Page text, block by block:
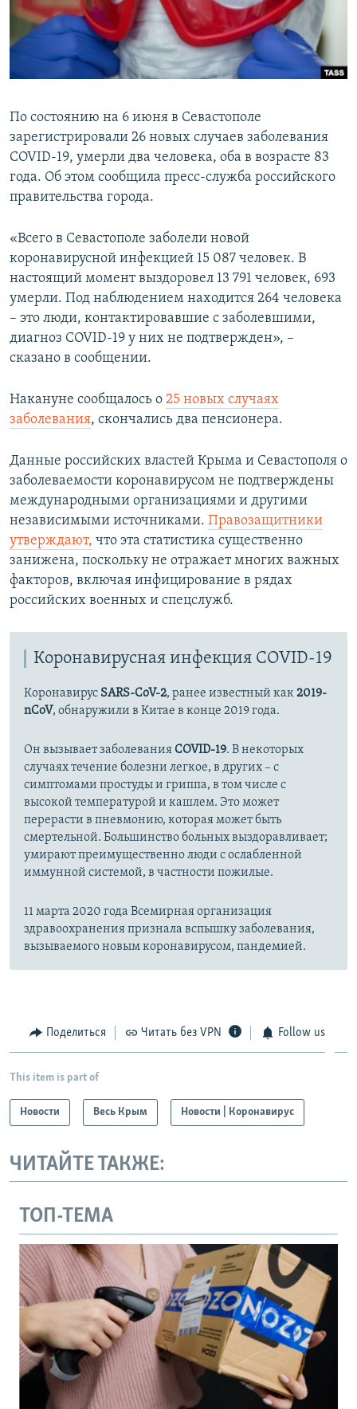
ПОБЕДИТЕЛЕЙ НЕ СУДЯТ?
КРЫМ.НЕПОКОРЕННЫЙ
ПРИСОЕДИНЯЙТЕСЬ!
Все сайты RFE/RL
По состоянию на 6 июня в Севастополе
зарегистрировали 26 новых случаев заболевания
COVID-19, умерли два человека, оба в возрасте 83
года. Об этом сообщила пресс-служба российского
правительства города.
«Всего в Севастополе заболели новой
коронавирусной инфекцией 15 087 человек. В
настоящий момент выздоровел 13 791 человек, 693
умерли. Под наблюдением находится 264 человека
– это люди, контактировавшие с заболевшими,
диагноз COVID-19 у них не подтвержден», –
сказано в сообщении.
Накануне сообщалось о 25 новых случаях
заболевания, скончались два пенсионера.
Данные российских властей Крыма и Севастополя о
заболеваемости коронавирусом не подтверждены
международными организациями и другими
независимыми источниками. Правозащитники
утверждают, что эта статистика существенно
занижена, поскольку не отражает многих важных
факторов, включая инфицирование в рядах
российских военных и спецслужб.
Коронавирусная инфекция COVID-19
Коронавирус SARS-CoV-2, ранее известный как2019-
nCoV, обнаружили в Китае в конце 2019 года.
Он вызывает заболеванияCOVID-19. В некоторых
случаях течение болезни легкое, в других – с
симптомами простуды и гриппа, в том числе с
высокой температурой и кашлем. Это может
перерасти в пневмонию, которая может быть
смертельной. Большинство больных выздоравливает;
умирают преимущественно люди с ослабленной
иммунной системой, в частности пожилые.
11 марта 2020 года Всемирная организация
здравоохранения признала вспышку заболевания,
вызываемого новым коронавирусом, пандемией.
Поделиться Читать без VPN Follow us
This item is part of
Новости Весь Крым Новости | Коронавирус
ЧИТАЙТЕ ТАКЖЕ:
ТОП-ТЕМА